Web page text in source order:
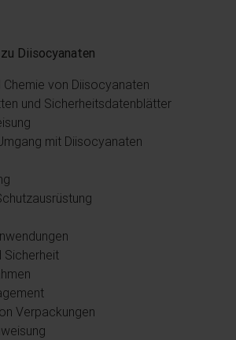
Diisocyanaten
Chemie von Diisocyanaten
und Sicherheitsdatenblätter
mit Diisocyanaten
Sicherheit
Verpackungen